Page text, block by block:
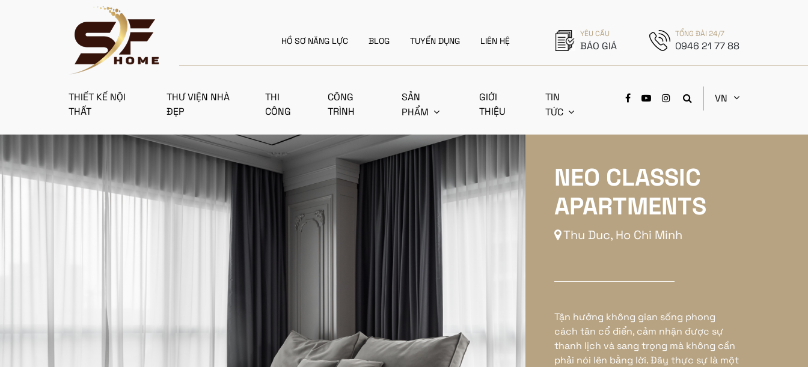
HỒ SƠ NĂNG LỰC BLOG TUYỂN DỤNG LIÊN HỆ
YÊU CẦU
BÁO GIÁ
TỔNG ĐÀI 24/7
0946 21 77 88
THIẾT KẾ NỘI
THẤT
THƯ VIỆN NHÀ
ĐẸP
THI
CÔNG
CÔNG
TRÌNH
SẢN
PHẨM
GIỚI
THIỆU
TIN
TỨC
VN
NEO CLASSIC
APARTMENTS
Thu Duc, Ho Chi Minh
Tận hưởng không gian sống phong
cách tân cổ điển, cảm nhận được sự
thanh lịch và sang trọng mà không cần
phải nói lên bằng lời. Đây thực sự là một